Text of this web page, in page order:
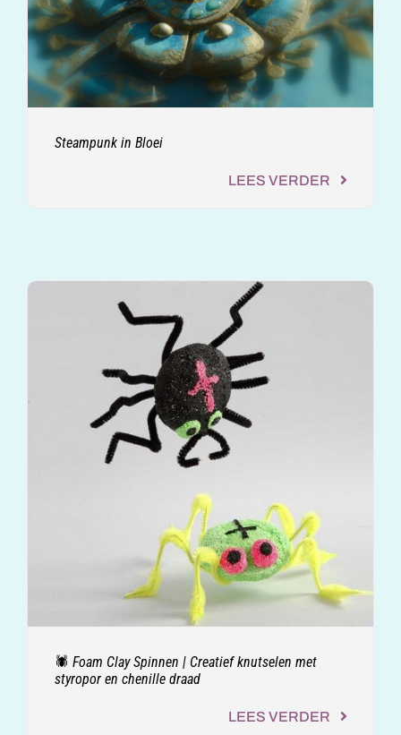
Steampunk in Bloei
LEES VERDER
🕷️ Foam Clay Spinnen | Creatief knutselen met
styropor en chenille draad
LEES VERDER